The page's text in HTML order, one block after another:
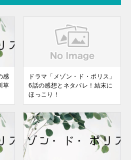
感
草
ドラマ「メゾン・ド・ポリス」
6話の感想とネタバレ！結末に
ほっこり！